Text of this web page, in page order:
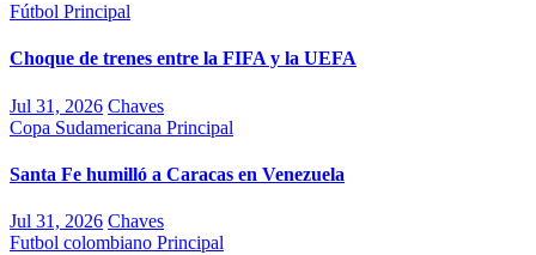
Fútbol Principal
Choque de trenes entre la FIFA y la UEFA
Jul 31, 2026 Chaves
Copa Sudamericana Principal
Santa Fe humilló a Caracas en Venezuela
Jul 31, 2026 Chaves
Futbol colombiano Principal